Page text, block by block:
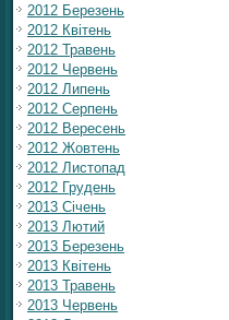
2012 Березень
2012 Квітень
2012 Травень
2012 Червень
2012 Липень
2012 Серпень
2012 Вересень
2012 Жовтень
2012 Листопад
2012 Грудень
2013 Січень
2013 Лютий
2013 Березень
2013 Квітень
2013 Травень
2013 Червень